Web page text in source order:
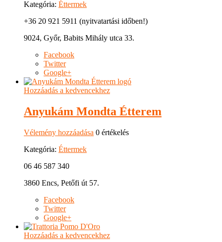
Kategória: Éttermek
+36 20 921 5911 (nyitvatartási időben!)
9024, Győr, Babits Mihály utca 33.
Facebook
Twitter
Google+
Hozzáadás a kedvencekhez
Anyukám Mondta Étterem
Vélemény hozzáadása 0 értékelés
Kategória: Éttermek
06 46 587 340
3860 Encs, Petőfi út 57.
Facebook
Twitter
Google+
Hozzáadás a kedvencekhez